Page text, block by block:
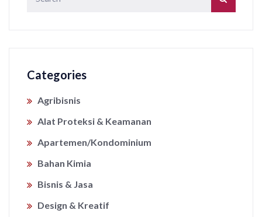
Categories
Agribisnis
Alat Proteksi & Keamanan
Apartemen/Kondominium
Bahan Kimia
Bisnis & Jasa
Design & Kreatif